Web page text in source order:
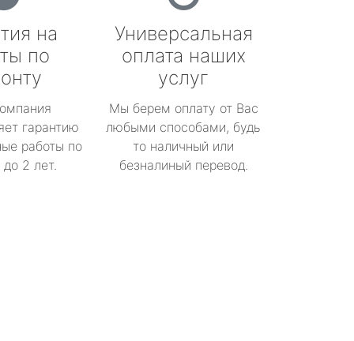
на
по
гарантию
работы по
2 лет.
Универсальная
оплата наших
услуг
Мы берем оплату от Вас
любыми способами, будь
то наличный или
безналиный перевод.